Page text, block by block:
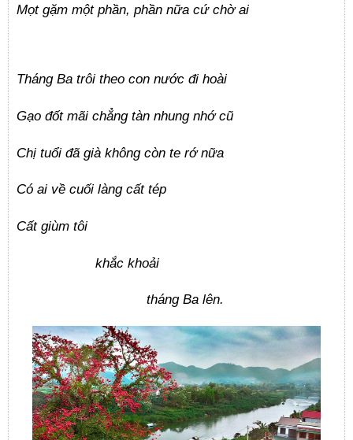
Mọt gặm một phần, phần nữa cứ chờ ai
Tháng Ba trôi theo con nước đi hoài
Gạo đốt mãi chẳng tàn nhung nhớ cũ
Chị tuổi đã già không còn te rớ nữa
Có ai về cuối làng cất tép
Cất giùm tôi
khắc khoải
tháng Ba lên.